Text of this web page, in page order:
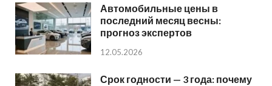
Автомобильные цены в
последний месяц весны:
прогноз экспертов
12.05.2026
Срок годности — 3 года: почему